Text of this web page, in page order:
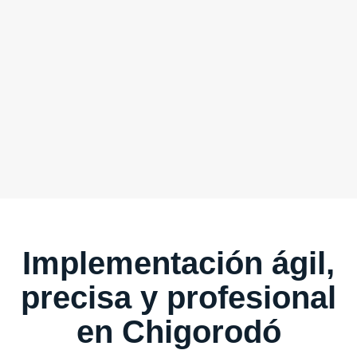
Implementación ágil,
precisa y profesional
en Chigorodó